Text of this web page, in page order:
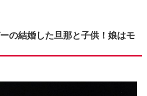
の結婚した旦那と子供！娘はモ